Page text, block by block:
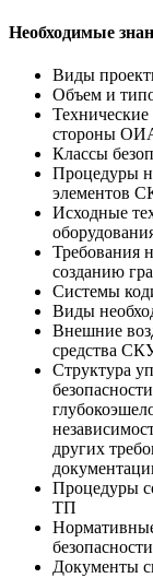
Необходимые
Виды
Объем и
стороны
Классы
Процедуры
элементов
Исходные
Требования
созданию
Системы
Виды
Внешние
средства
Структура
других
Процедуры
ТП
Документы